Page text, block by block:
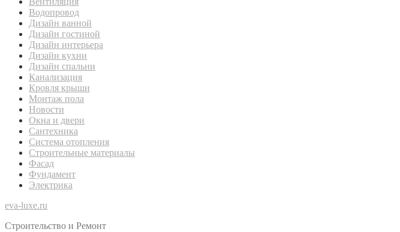
Водопровод
Дизайн ванной
Дизайн гостиной
Дизайн интерьера
Дизайн кухни
Дизайн спальни
Канализация
Кровля крыши
Монтаж пола
Новости
Окна и двери
Сантехника
Система отопления
Строительные материалы
Фасад
Фундамент
Электрика
eva-luxe.ru
Строительство и Ремонт